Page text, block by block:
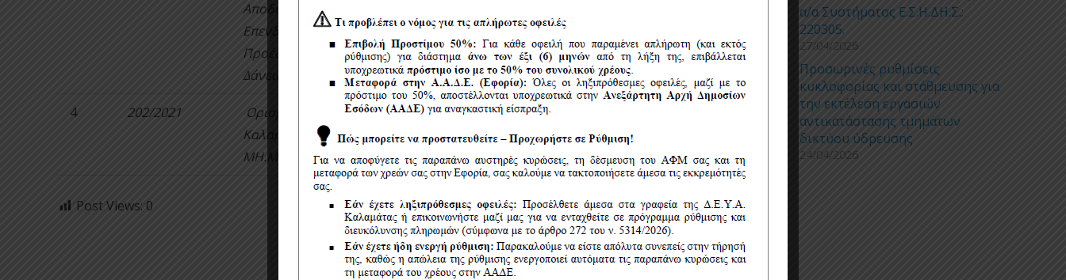
Αποδοχή όρων και των προϋποθέσεων του
Επενδυτικού Δάνειου από το ΤπΔ.Εξουσιοδότηση
Προέδρου για την Υπογραφή του Επενδυτικού
Δάνειου από το ΤπΔ
4 202/2021
Ορισμός – Κατάρτιση Πίνακα Μηχανικών ΔΕΥΑ
Καλαμάτας για Εγγραφή τους στους Πίνακες του
ΜΗ.Μ.Ε.Δ.
Post Views: 0
α/α Συστήματος Ε.Σ.Η.ΔΗ.Σ.:
220305.
27/04/2026
Προσωρινές ρυθμίσεις
κυκλοφορίας και στάθμευσης για
την εκτέλεση εργασιών
αντικατάστασης τμημάτων
δικτύου ύδρευσης
24/04/2026